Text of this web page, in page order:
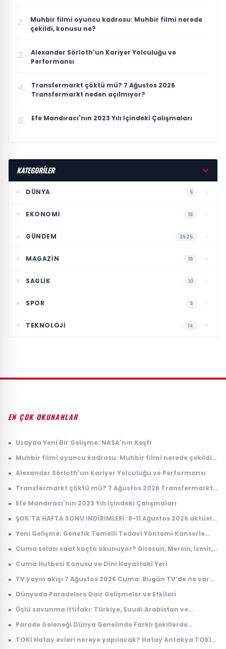
2.
Muhbir filmi oyuncu kadrosu: Muhbir filmi nerede
çekildi, konusu ne?
3.
Alexander Sörloth'un Kariyer Yolculuğu ve
Performansı
4.
Transfermarkt çöktü mü? 7 Ağustos 2026
Transfermarkt neden açılmıyor?
5. Efe Mandıracı'nın 2023 Yılı İçindeki Çalışmaları
KATEGORİLER
DÜNYA 5
EKONOMI 16
GÜNDEM 3525
MAGAZIN 16
SAGLIK 10
SPOR 9
TEKNOLOJI 14
EN ÇOK OKUNANLAR
» Uzayda Yeni Bir Gelişme: NASA'nın Keşfi
» Muhbir filmi oyuncu kadrosu: Muhbir filmi nerede çekildi,
» Alexander Sörloth'un Kariyer Yolculuğu ve Performansı
» Transfermarkt çöktü mü? 7 Ağustos 2026 Transfermarkt
» Efe Mandıracı'nın 2023 Yılı İçindeki Çalışmaları
» ŞOK'TA HAFTA SONU İNDİRİMLERİ: 8-11 Ağustos 2026 aktüel
» Yeni Gelişme: Genetik Temelli Tedavi Yöntemi Kanserle
» Cuma selası saat kaçta okunuyor? Giresun, Mersin, İzmir,
» Cuma Hutbesi Konusu ve Dini Hayattaki Yeri
» TV yayın akışı 7 Ağustos 2026 Cuma: Bugün TV’de ne var?
akışı
» Dünyada Paradelere Dair Gelişmeler ve Etkileri
» Üçlü savunma ittifakı: Türkiye, Suudi Arabistan ve
» Parade Geleneği Dünya Genelinde Farklı Şekillerde
» TOKİ Hatay evleri nereye yapılacak? Hatay Antakya TOKİ